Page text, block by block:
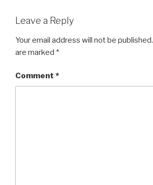
Leave a Reply
Your email address will not be published.
are marked *
Comment *